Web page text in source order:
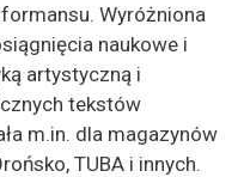
Wyróżniona
naukowe i
artystyczną i
tekstów
m.in. dla magazynów
TUBA i innych.